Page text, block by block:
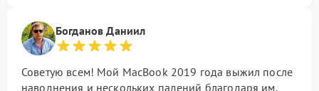
Богданов Даниил
Советую всем! Мой MacBook 2019 года выжил после
наводнения и нескольких падений благодаря им.